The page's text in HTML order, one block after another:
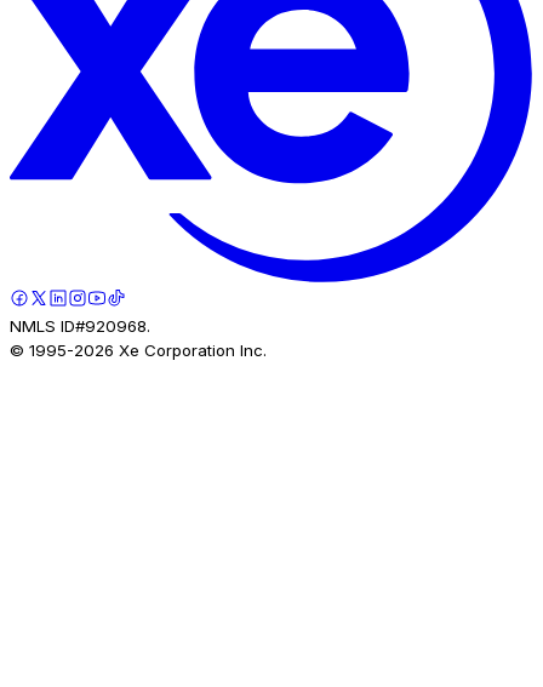
NMLS ID#920968.
© 1995-2026 Xe Corporation Inc.